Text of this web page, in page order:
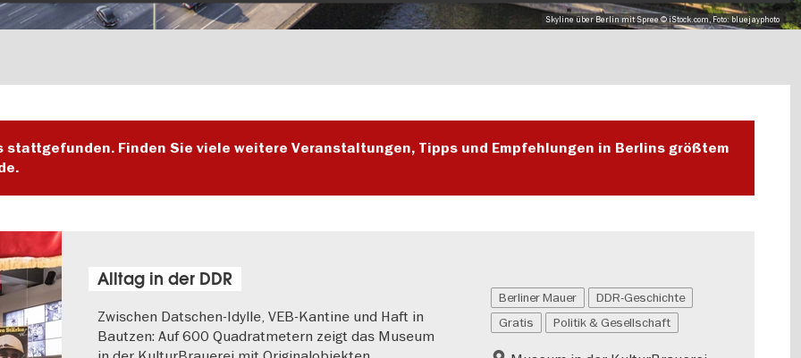
Skyline über Berlin mit Spree © iStock.com, Foto: bluejayphoto
Finden Sie viele weitere Veranstaltungen, Tipps und Empfehlungen in Berlins größtem
Alltag in der DDR
Zwischen Datschen-Idylle, VEB-Kantine und Haft in
Bautzen: Auf 600 Quadratmetern zeigt das Museum
Berliner Mauer
DDR-Geschichte
Gratis
Politik & Gesellschaft